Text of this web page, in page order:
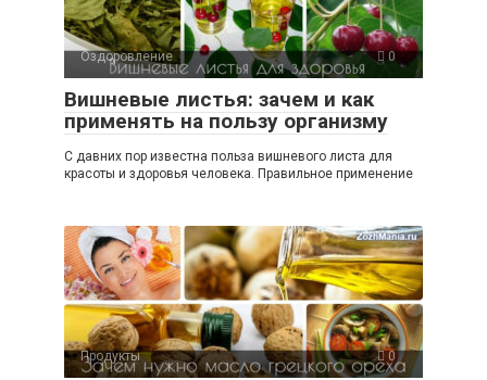
Оздоровление 0
Вишневые листья: зачем и как
применять на пользу организму
С давних пор известна польза вишневого листа для
красоты и здоровья человека. Правильное применение
Продукты 0